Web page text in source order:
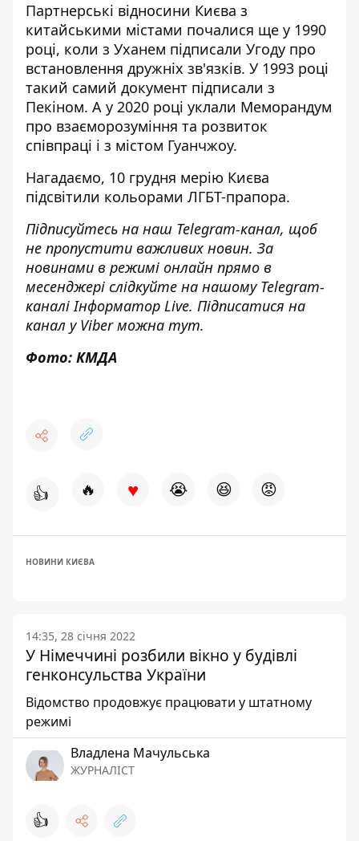
Партнерські відносини Києва з
китайськими містами почалися ще у 1990
році, коли з Уханем підписали Угоду про
встановлення дружніх зв'язків. У 1993 році
такий самий документ підписали з
Пекіном. А у 2020 році уклали Меморандум
про взаєморозуміння та розвиток
співпраці і з містом Гуанчжоу.
Нагадаємо, 10 грудня мерію Києва
підсвітили кольорами ЛГБТ-прапора.
Підписуйтесь на наш Telegram-канал, щоб
не пропустити важливих новин. За
новинами в режимі онлайн прямо в
месенджері слідкуйте на нашому Telegram-
каналіІнформатор Live. Підписатися на
канал у Viber можна тут.
Фото: КМДА
👍 🔥 ♥ 😭 😆 😡
НОВИНИ КИЄВА
14:35, 28 січня 2022
У Німеччині розбили вікно у будівлі
генконсульства України
Відомство продовжує працювати у штатному
режимі
Владлена Мачульська
ЖУРНАЛІСТ
👍